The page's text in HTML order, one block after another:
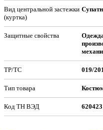
Вид центральной застежки
(куртка)
Защитные свойства
ТР/ТС 019/
Тип товара
Код ТН ВЭД